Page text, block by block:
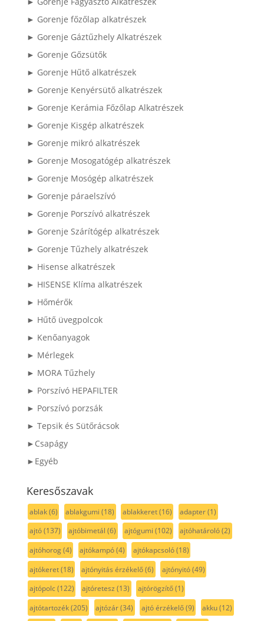
► Gorenje főzőlap alkatrészek
► Gorenje Gáztűzhely Alkatrészek
► Gorenje Gőzsütők
► Gorenje Hűtő alkatrészek
► Gorenje Kenyérsütő alkatrészek
► Gorenje Kerámia Főzőlap Alkatrészek
► Gorenje Kisgép alkatrészek
► Gorenje mikró alkatrészek
► Gorenje Mosogatógép alkatrészek
► Gorenje Mosógép alkatrészek
► Gorenje páraelszívó
► Gorenje Porszívó alkatrészek
► Gorenje Szárítógép alkatrészek
► Gorenje Tűzhely alkatrészek
► Hisense alkatrészek
► HISENSE Klíma alkatrészek
► Hőmérők
► Hűtő üvegpolcok
► Kenőanyagok
► Mérlegek
► MORA Tűzhely
► Porszívó HEPAFILTER
► Porszívó porzsák
► Tepsik és Sütőrácsok
►Csapágy
►Egyéb
Keresőszavak
ablak(6) ablakgumi (18) ablakkeret(16) adapter(1)
ajtó(137) ajtóbimetál (6) ajtógumi (102) ajtóhatároló(2)
ajtóhorog(4) ajtókampó(4) ajtókapcsoló(18)
ajtókeret(18) ajtónyitás érzékelő(6) ajtónyitó(49)
ajtópolc(122) ajtóretesz (13) ajtórögzítő(1)
ajtótartozék(205) ajtózár(34) ajtó érzékelő(9) akku(12)